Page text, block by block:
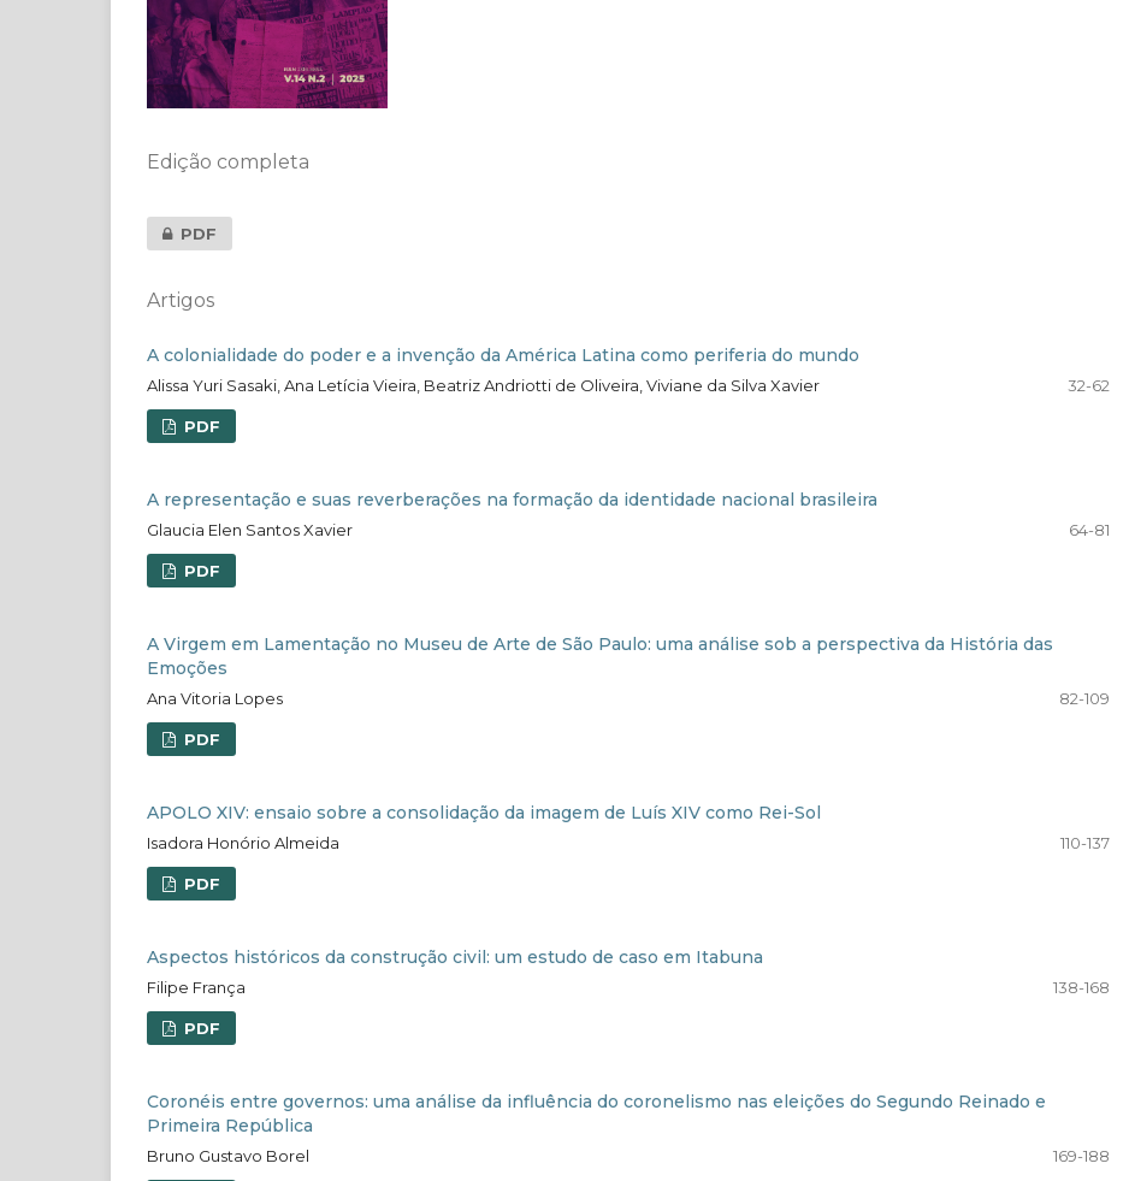
Edição completa
PDF
Artigos
A colonialidade do poder e a invenção da América Latina como periferia do mundo
Alissa Yuri Sasaki, Ana Letícia Vieira, Beatriz Andriotti de Oliveira, Viviane da Silva Xavier 32-62
PDF
A representação e suas reverberações na formação da identidade nacional brasileira
Glaucia Elen Santos Xavier 64-81
PDF
A Virgem em Lamentação no Museu de Arte de São Paulo: uma análise sob a perspectiva da História das
Emoções
Ana Vitoria Lopes 82-109
PDF
APOLO XIV: ensaio sobre a consolidação da imagem de Luís XIV como Rei-Sol
Isadora Honório Almeida 110-137
PDF
Aspectos históricos da construção civil: um estudo de caso em Itabuna
Filipe França 138-168
PDF
Coronéis entre governos: uma análise da influência do coronelismo nas eleições do Segundo Reinado e
Primeira República
Bruno Gustavo Borel 169-188